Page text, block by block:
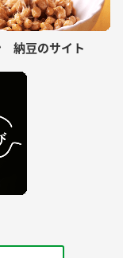
納豆のサイト